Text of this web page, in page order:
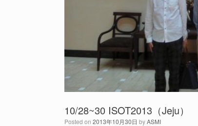
10/28~30 ISOT2013（Jeju）
Posted on 2013年10月30日 byASMI